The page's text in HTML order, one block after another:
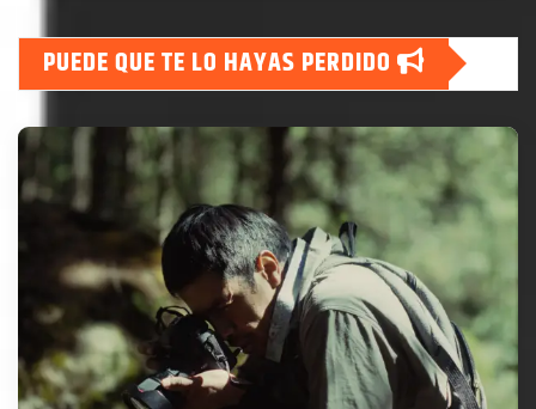
PUEDE QUE TE LO HAYAS PERDIDO